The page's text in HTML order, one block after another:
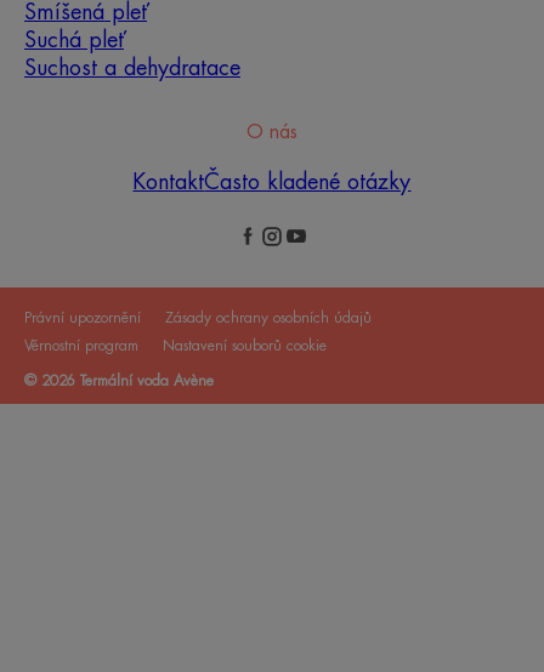
Smíšená pleť
Suchá pleť
Suchost a dehydratace
O nás
KontaktČasto kladené otázky
Právní upozornění
Zásady ochrany osobních údajů
Věrnostní program
Nastavení souborů cookie
© 2026 Termální voda Avène